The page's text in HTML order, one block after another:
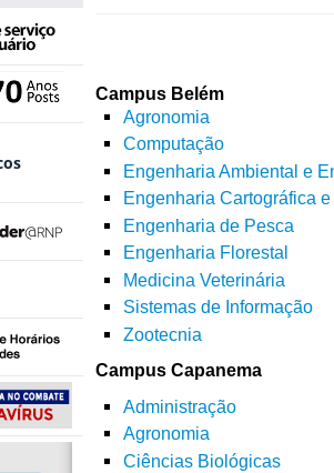
Campus Belém
Agronomia
Computação
Engenharia Ambiental e
Engenharia Cartográfica
Engenharia de Pesca
Engenharia Florestal
Medicina Veterinária
Sistemas de Informação
Zootecnia
Campus Capanema
Administração
Agronomia
Ciências Biológicas